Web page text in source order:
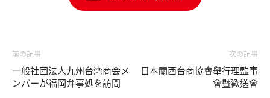
前の記事
一般社団法人九州台湾商会メ
ンバーが福岡弁事処を訪問
次の記事
日本關西台商協會舉行理監事
會暨歡送會